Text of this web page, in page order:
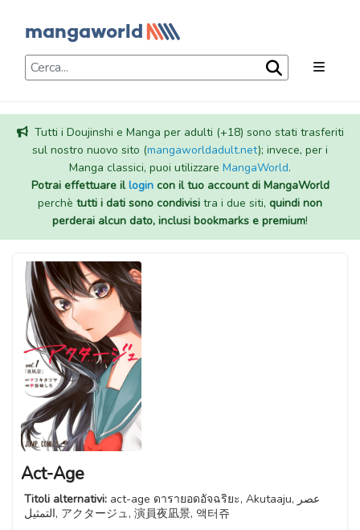
Tutti i Doujinshi e Manga per adulti (+18) sono stati trasferiti
sul nostro nuovo sito (mangaworldadult.net); invece, per i
Manga classici, puoi utilizzare MangaWorld.
Potrai effettuare illogincon il tuo account di MangaWorld
perchè tutti i dati sono condivisi tra i due siti, quindi non
perderai alcun dato, inclusi bookmarks e premium!
Act-Age
Titoli alternativi: act-age ดารายอดอัจฉริยะ, Akutaaju, عصر
التمثيل, アクタージュ, 演員夜凪景, 액터쥬